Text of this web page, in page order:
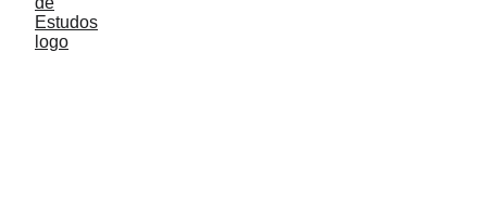
Espaço Cuidar -